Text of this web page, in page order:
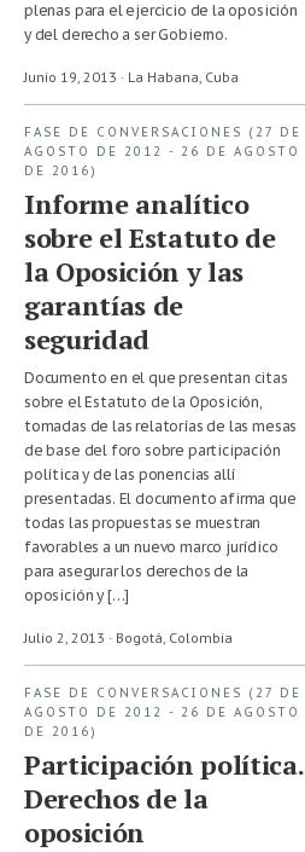
plenas para el ejercicio de la oposición
y del derecho a ser Gobierno.
Junio 19, 2013 · La Habana, Cuba
FASE DE CONVERSACIONES (27 DE
AGOSTO DE 2012 - 26 DE AGOSTO
DE 2016)
Informe analítico
sobre el Estatuto de
la Oposición y las
garantías de
seguridad
Documento en el que presentan citas
sobre el Estatuto de la Oposición,
tomadas de las relatorías de las mesas
de base del foro sobre participación
política y de las ponencias allí
presentadas. El documento afirma que
todas las propuestas se muestran
favorables a un nuevo marco jurídico
para asegurar los derechos de la
oposición y […]
Julio 2, 2013 · Bogotá, Colombia
FASE DE CONVERSACIONES (27 DE
AGOSTO DE 2012 - 26 DE AGOSTO
DE 2016)
Participación política.
Derechos de la
oposición